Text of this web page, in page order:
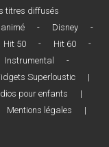
titres diffusés
- Disney
-
Hit 50 - Hit 60
-
Instrumental
-
Superloustic
|
pour enfants
|
Mentions légales
|